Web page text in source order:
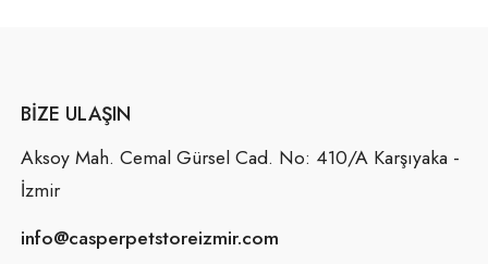
BIZE ULAŞIN
Aksoy Mah. Cemal Gürsel Cad. No: 410/A Karşıyaka -
İzmir
info@casperpetstoreizmir.com